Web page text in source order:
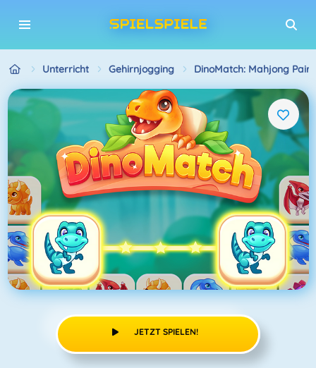
Unterricht Gehirnjogging DinoMatch: Mahjong Pairs
JETZT SPIELEN!